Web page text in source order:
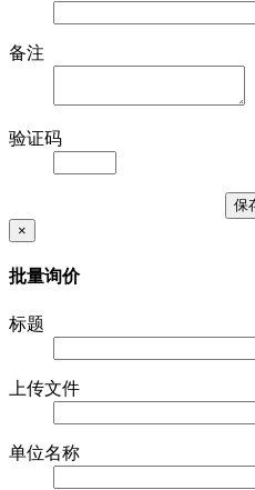
备注
验证码
×
批量询价
标题
上传文件
单位名称